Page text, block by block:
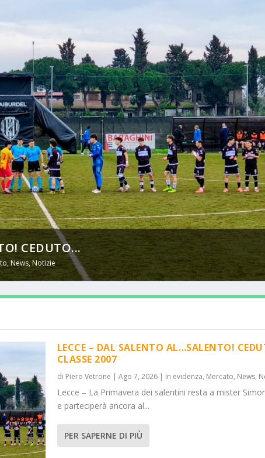
CEDUTO...
,News,Notizie
LECCE – DAL SALENTO AL…SALENTO!
CLASSE 2007
di Piero Vetrone | Ago 7, 2026| In evidenza, Mercato, News,
Lecce – La Primavera dei salentini resta a mister
e parteciperà ancora al...
PER SAPERNE DI PIÙ